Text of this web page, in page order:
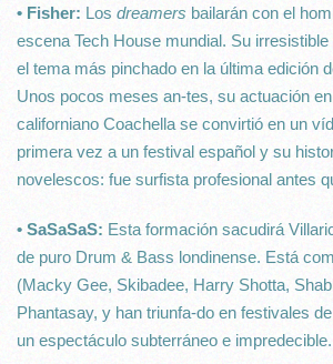
• Fisher: Los dreamers bailarán con el
escena Tech House mundial. Su irresistible
el tema más pinchado en la última edición
Unos pocos meses an-tes, su actuación
californiano Coachella se convirtió en un
primera vez a un festival español y su
novelescos: fue surfista profesional antes
• SaSaSaS: Esta formación sacudirá
de puro Drum & Bass londinense. Está
(Macky Gee, Skibadee, Harry Shotta,
Phantasay, y han triunfa-do en festivales
un espectáculo subterráneo e impredecible.